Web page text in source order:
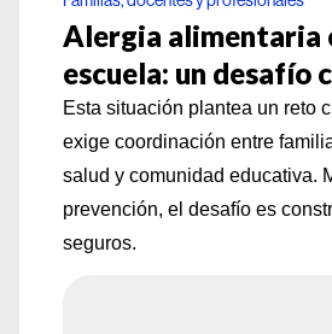
Alergia alimentaria
escuela: un desafío
Esta situación plantea un reto
exige coordinación entre
salud y comunidad educativa.
prevención, el desafío es
seguros.